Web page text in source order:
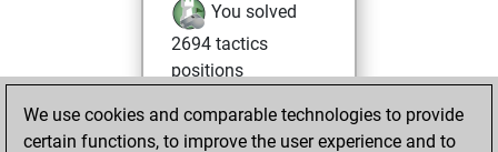
You solved
2694 tactics
positions
an Elo of 2225 in
We use cookies and comparable technologies to provide
certain functions, to improve the user experience and to